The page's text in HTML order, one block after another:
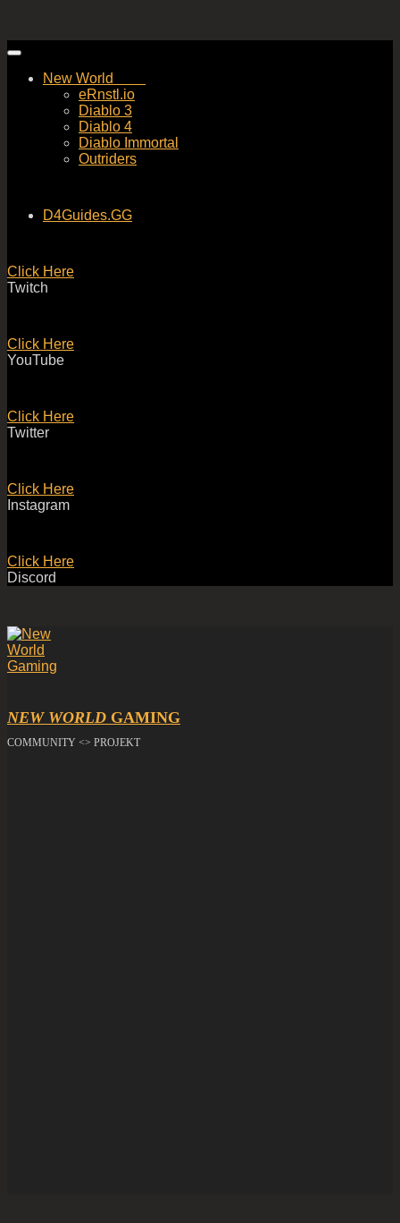
Skip
contentNew World
eRnstl.io
Diablo 3
Diablo 4
Diablo Immortal
Outriders
D4Guides.GG
Click Here
Twitch
Click Here
YouTube
Click Here
Twitter
Click Here
Instagram
Click Here
Discord
NEW WORLD GAMING
COMMUNITY <> PROJEKT